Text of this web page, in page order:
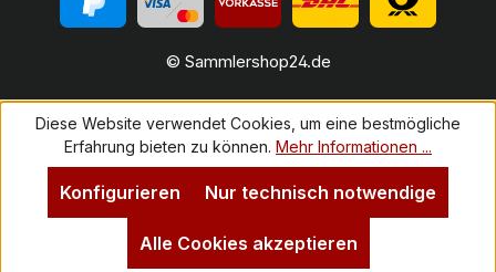
© Sammlershop24.de
Diese Website verwendet Cookies, um eine bestmögliche
Erfahrung bieten zu können. Mehr Informationen ...
Nur technisch notwendige
Konfigurieren
Alle Cookies akzeptieren